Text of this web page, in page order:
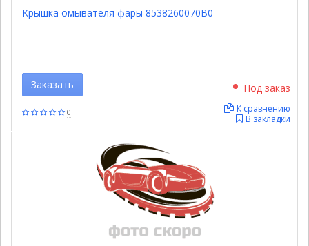
Крышка омывателя фары 8538260070B0
0
Под заказ
В закладки
К сравнению
Заказать